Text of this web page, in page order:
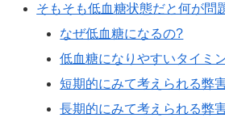
そもそも低血糖状態だと何が問
なぜ低血糖になるの?
低血糖になりやすいタイミ
短期的にみて考えられる弊
長期的にみて考えられる弊